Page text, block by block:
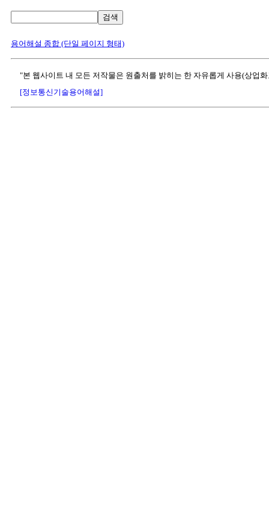
검색
용어해설 종합 (단일 페이지 형태)
"본 웹사이트 내 모든 저작물은 원출처를 밝히는 한 자유롭게 사용(상업
[정보통신기술용어해설]